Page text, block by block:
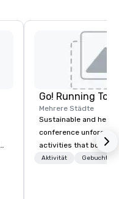
Go! Running
Mehrere Städte
Sustainable and
conference
activities that boost
lower carbon
Aktivität Gebuchte